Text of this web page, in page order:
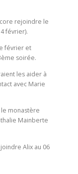
rejoindre le
février).
février et
soirée.
les aider à
avec Marie
monastère
Mainberte
Alix au 06